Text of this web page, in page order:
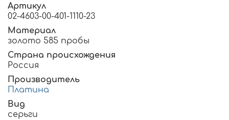
Артикул
02-4603-00-401-1110-23
Материал
золото 585 пробы
Страна происхождения
Россия
Производитель
Платина
Вид
серьги